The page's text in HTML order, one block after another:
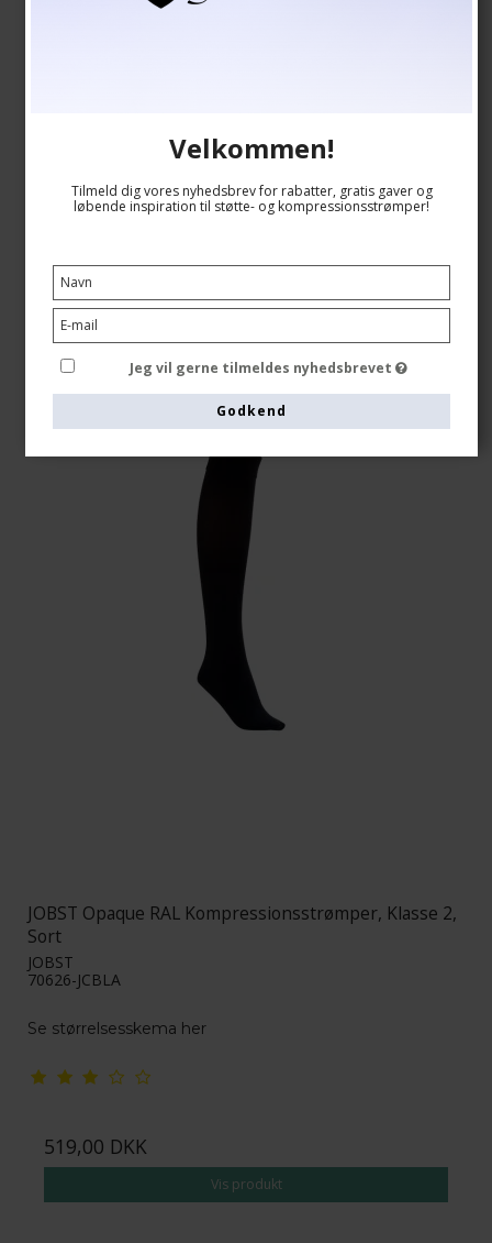
JOBST Opaque RAL Kompressionsstrømper, Klasse 2,
JOBST Opaque RAL Kompressionsstrømper, Klasse 2,
Sort
JOBST
70626-JCBLA
Se størrelsesskema her
519,00 DKK
Vis produkt
Velkommen!
Tilmeld dig vores nyhedsbrev for rabatter, gratis gaver og
løbende inspiration til støtte- og kompressionsstrømper!
Jeg vil gerne tilmeldes nyhedsbrevet
Godkend